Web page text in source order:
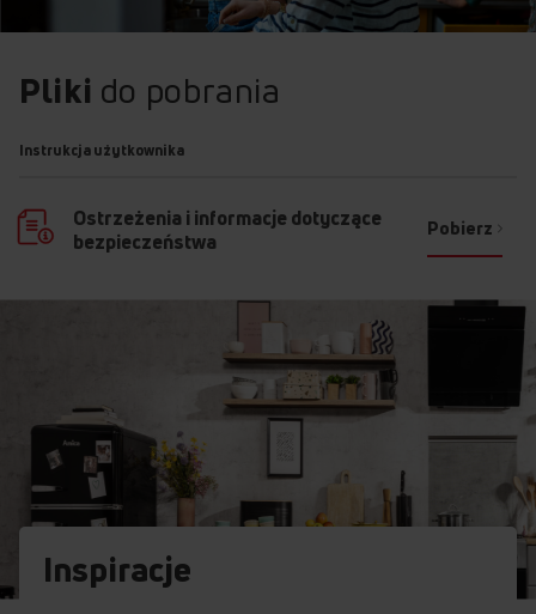
Pliki do pobrania
Instrukcja użytkownika
Ostrzeżenia i informacje dotyczące
bezpieczeństwa
Pobierz
Inspiracje